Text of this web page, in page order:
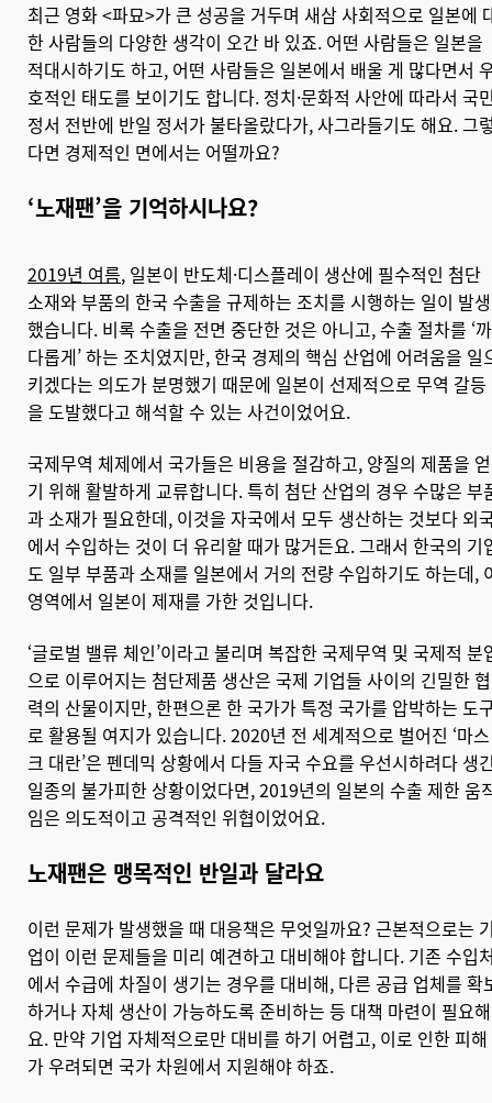
최근 영화 <파묘>가 큰 성공을 거두며 새삼 사회적으로 일본에
한 사람들의 다양한 생각이 오간 바 있죠. 어떤 사람들은 일본을
적대시하기도 하고, 어떤 사람들은 일본에서 배울 게 많다면서
호적인 태도를 보이기도 합니다. 정치·문화적 사안에 따라서 국
정서 전반에 반일 정서가 불타올랐다가, 사그라들기도 해요. 그
다면 경제적인 면에서는 어떨까요?
‘노재팬’을 기억하시나요?
2019년 여름, 일본이 반도체·디스플레이 생산에 필수적인 첨단
소재와 부품의 한국 수출을 규제하는 조치를 시행하는 일이 발생
했습니다. 비록 수출을 전면 중단한 것은 아니고, 수출 절차를 ‘까
다롭게’ 하는 조치였지만, 한국 경제의 핵심 산업에 어려움을 일
키겠다는 의도가 분명했기 때문에 일본이 선제적으로 무역 갈등
을 도발했다고 해석할 수 있는 사건이었어요.
국제무역 체제에서 국가들은 비용을 절감하고, 양질의 제품을 얻
기 위해 활발하게 교류합니다. 특히 첨단 산업의 경우 수많은 부
과 소재가 필요한데, 이것을 자국에서 모두 생산하는 것보다 외
에서 수입하는 것이 더 유리할 때가 많거든요. 그래서 한국의 기
도 일부 부품과 소재를 일본에서 거의 전량 수입하기도 하는데,
영역에서 일본이 제재를 가한 것입니다.
‘글로벌 밸류 체인’이라고 불리며 복잡한 국제무역 및 국제적 분
으로 이루어지는 첨단제품 생산은 국제 기업들 사이의 긴밀한 협
력의 산물이지만, 한편으론 한 국가가 특정 국가를 압박하는 도
로 활용될 여지가 있습니다. 2020년 전 세계적으로 벌어진 ‘마스
크 대란’은 펜데믹 상황에서 다들 자국 수요를 우선시하려다 생
일종의 불가피한 상황이었다면, 2019년의 일본의 수출 제한 움
임은 의도적이고 공격적인 위협이었어요.
노재팬은 맹목적인 반일과 달라요
이런 문제가 발생했을 때 대응책은 무엇일까요? 근본적으로는
업이 이런 문제들을 미리 예견하고 대비해야 합니다. 기존 수입
에서 수급에 차질이 생기는 경우를 대비해, 다른 공급 업체를 확
하거나 자체 생산이 가능하도록 준비하는 등 대책 마련이 필요해
요. 만약 기업 자체적으로만 대비를 하기 어렵고, 이로 인한 피해
가 우려되면 국가 차원에서 지원해야 하죠.